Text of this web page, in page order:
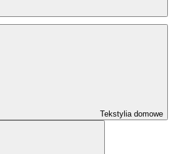
Tekstylia domowe